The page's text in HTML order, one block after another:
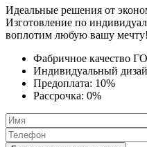
Идеальные решения от
Изготовление по
воплотим любую вашу мечту!
Фабричное качество
Индивидуальный
Предоплата: 10%
Рассрочка: 0%